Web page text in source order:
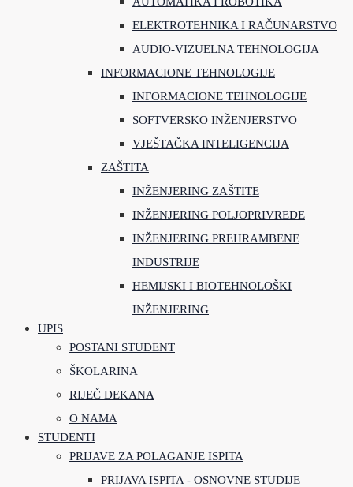
ELEKTROTEHNIKA I RAČUNARSTVO
AUDIO-VIZUELNA TEHNOLOGIJA
INFORMACIONE TEHNOLOGIJE
INFORMACIONE TEHNOLOGIJE
SOFTVERSKO INŽENJERSTVO
VJEŠTAČKA INTELIGENCIJA
ZAŠTITA
INŽENJERING ZAŠTITE
INŽENJERING POLJOPRIVREDE
INŽENJERING PREHRAMBENE
INDUSTRIJE
HEMIJSKI I BIOTEHNOLOŠKI
INŽENJERING
UPIS
POSTANI STUDENT
ŠKOLARINA
RIJEČ DEKANA
O NAMA
STUDENTI
PRIJAVE ZA POLAGANJE ISPITA
PRIJAVA ISPITA - OSNOVNE STUDIJE